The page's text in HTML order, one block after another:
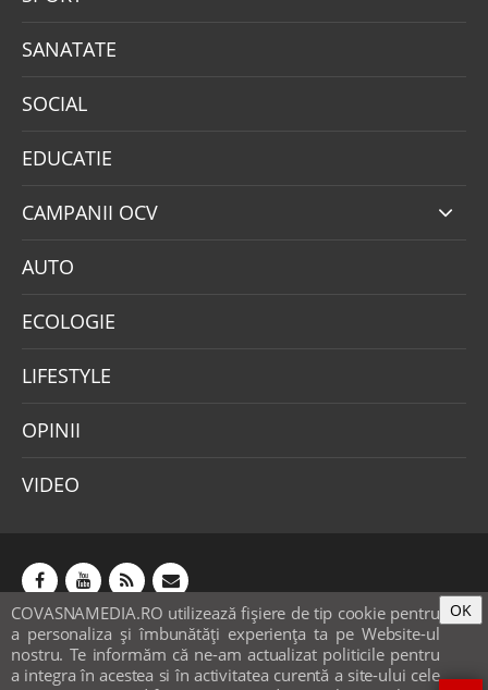
SANATATE
SOCIAL
EDUCATIE
CAMPANII OCV
AUTO
ECOLOGIE
LIFESTYLE
OPINII
VIDEO
COVASNAMEDIA.RO utilizează fişiere de tip cookie pentru
a personaliza și îmbunătăți experiența ta pe Website-ul
nostru. Te informăm că ne-am actualizat politicile pentru
a integra în acestea si în activitatea curentă a site-ului cele
OK
Abonamente Publicitate
Mica publicitate
Contact
Sondaje
POLITICA COOKIE-URI & GDPR